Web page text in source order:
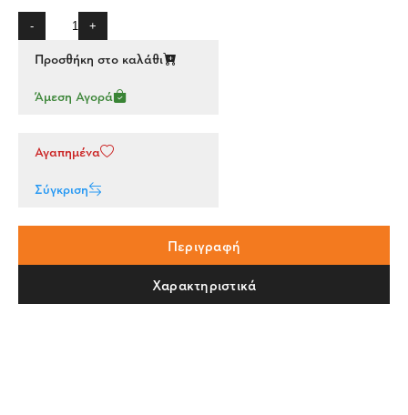
- +
Προσθήκη στο καλάθι
Άμεση Αγορά
Αγαπημένα
Σύγκριση
Περιγραφή
Χαρακτηριστικά